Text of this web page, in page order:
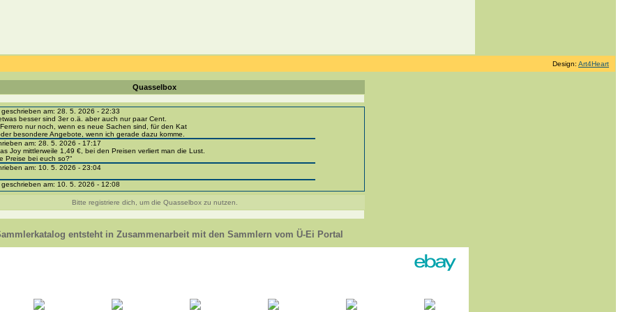
Design: Art4Heart
Quasselbox
am: 28. 5. 2026 - 22:33
besser sind 3er o.ä. aber auch nur paar Cent.
nur noch, wenn es neue Sachen sind, für den Kat
besondere Angebote, wenn ich gerade dazu komme.
am: 28. 5. 2026 - 17:17
Joy mittlerweile 1,49 €, bei den Preisen verliert man die Lust.
Preise bei euch so?“
am: 10. 5. 2026 - 23:04
am: 10. 5. 2026 - 12:08
portal-sammlerkatalog.de/categories.php?cat_id=1043
- BPZ obere Reihe
zur Strafe die nächsten 3 Monate keine Ü-Eier bekommen ;))
310, 318 und 326 habe ich keine BPZ
leider weggeworfen *grrrr* ;)
am: 29. 4. 2026 - 18:04
Erinnerung ... oder?
Bitte registriere dich, um die Quasselbox zu nutzen.
entsteht in Zusammenarbeit mit den Sammlern vom Ü-Ei Portal